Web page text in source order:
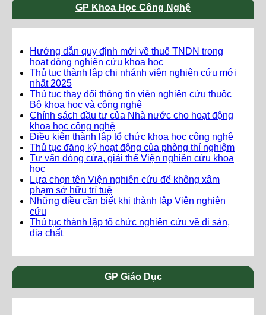
GP Khoa Học Công Nghệ
Hướng dẫn quy định mới về thuế TNDN trong
hoạt động nghiên cứu khoa học
Thủ tục thành lập chi nhánh viện nghiên cứu mới
nhất 2025
Thủ tục thay đổi thông tin viện nghiên cứu thuộc
Bộ khoa học và công nghệ
Chính sách đầu tư của Nhà nước cho hoạt động
khoa học công nghệ
Điều kiện thành lập tổ chức khoa học công nghệ
Thủ tục đăng ký hoạt động của phòng thí nghiệm
Tư vấn đóng cửa, giải thể Viện nghiên cứu khoa
học
Lựa chọn tên Viện nghiên cứu để không xâm
phạm sở hữu trí tuệ
Những điều cần biết khi thành lập Viện nghiên
cứu
Thủ tục thành lập tổ chức nghiên cứu về di sản,
địa chất
GP Giáo Dục